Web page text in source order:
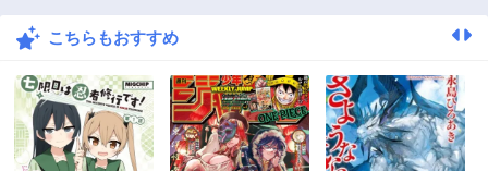
こちらもおすすめ